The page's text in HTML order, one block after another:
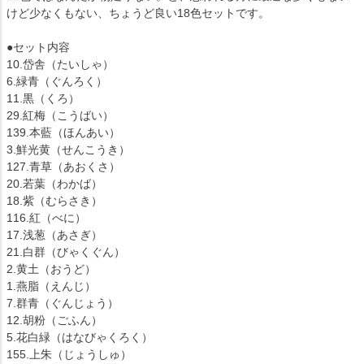
けど少なくもない、ちょうど良い18色セットです。
●セット内容
10.岱舎（たいしゃ）
6.緑青（ぐんろく）
11.黒（くろ）
29.紅梅（こうばい）
139.本藍（ほんあい）
3.鮮光黄（せんこうき）
127.青草（あおくさ）
20.若葉（わかば）
18.紫（むらさき）
116.紅（べに）
17.浅葱（あさぎ）
21.白群（びゃくぐん）
2.黄土（おうど）
1.燕脂（えんじ）
7.群青（ぐんじょう）
12.胡粉（ごふん）
5.花白緑（はなびゃくろく）
155.上朱（じょうしゅ）